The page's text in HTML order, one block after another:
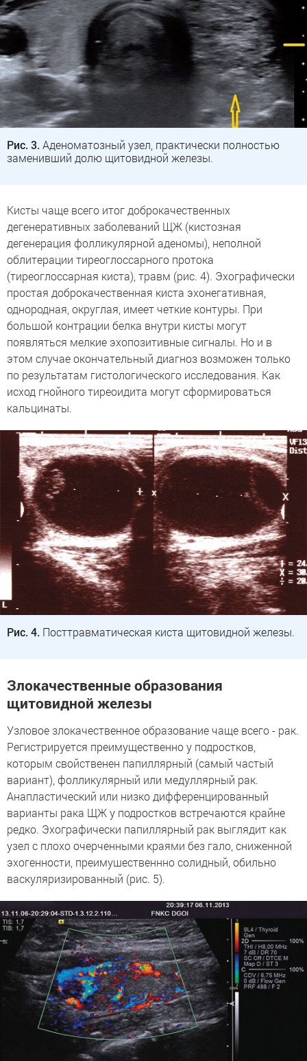
Рис. 3. Аденоматозный узел, практически полностью
заменивший долю щитовидной железы.
Кисты чаще всего итог доброкачественных
дегенеративных заболеваний ЩЖ (кистозная
дегенерация фолликулярной аденомы), неполной
облитерации тиреоглоссарного протока
(тиреоглоссарная киста), травм (рис. 4). Эхографически
простая доброкачественная киста эхонегативная,
однородная, округлая, имеет четкие контуры. При
большой контрации белка внутри кисты могут
появляться мелкие эхопозитивные сигналы. Но и в
этом случае окончательный диагноз возможен только
по результатам гистологического исследования. Как
исход гнойного тиреоидита могут сформироваться
кальцинаты.
Рис. 4. Посттравматическая киста щитовидной железы.
Злокачественные образования
щитовидной железы
Узловое злокачественное образование чаще всего - рак.
Регистрируется преимущественно у подростков,
которым свойственен папиллярный (самый частый
вариант), фолликулярный или медуллярный рак.
Анапластический или низко дифференцированный
варианты рака ЩЖ у подростков встречаются крайне
редко. Эхографически папиллярный рак выглядит как
узел с плохо очерченными краями без гало, сниженной
эхогенности, преимушественнно солидный, обильно
васкуляризированный (рис. 5).